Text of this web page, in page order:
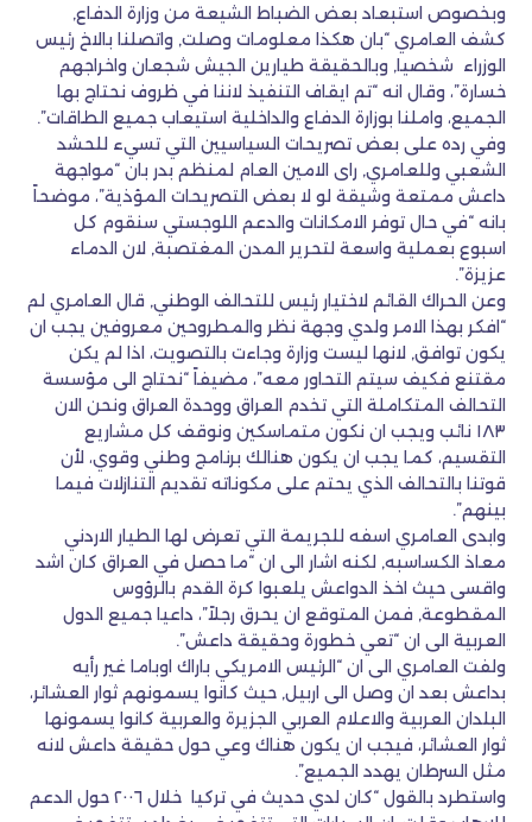
وبخصوص استبعاد بعض الضباط الشيعة من وزارة الدفاع,
كشف العامري “بان هكذا معلومات وصلت, واتصلنا بالاخ رئيس
الوزراء شخصيا, وبالحقيقة طيارين الجيش شجعان واخراجهم
خسارة”، وقال انه “تم ايقاف التنفيذ لاننا في ظروف نحتاج بها
الجميع، واملنا بوزارة الدفاع والداخلية استيعاب جميع الطاقات”.
وفي رده على بعض تصريحات السياسيين التي تسيء للحشد
الشعبي وللعامري, راى الامين العام لمنظم بدر بان “مواجهة
داعش ممتعة وشيقة لو لا بعض التصريحات المؤذية”، موضحاً
بانه “في حال توفر الامكانات والدعم اللوجستي سنقوم كل
اسبوع بعملية واسعة لتحرير المدن المغتصبة, لان الدماء
عزيزة”.
وعن الحراك القائم لاختيار رئيس للتحالف الوطني, قال العامري لم
“افكر بهذا الامر ولدي وجهة نظر والمطروحين معروفين يجب ان
يكون توافق, لانها ليست وزارة وجاءت بالتصويت، اذا لم يكن
مقتنع فكيف سيتم التحاور معه”، مضيفاً “نحتاج الى مؤسسة
التحالف المتكاملة التي تخدم العراق ووحدة العراق ونحن الان
١٨٣ نائب ويجب ان نكون متماسكين ونوقف كل مشاريع
التقسيم، كما يجب ان يكون هنالك برنامج وطني وقوي، لأن
قوتنا بالتحالف الذي يحتم على مكوناته تقديم التنازلات فيما
بينهم”.
وابدى العامري اسفه للجريمة التي تعرض لها الطيار الاردني
معاذ الكساسبه, لكنه اشار الى ان “ما حصل في العراق كان اشد
واقسى حيث اخذ الدواعش يلعبوا كرة القدم بالرؤوس
المقطوعة, فمن المتوقع ان يحرق رجلاً”، داعيا جميع الدول
العربية الى ان “تعي خطورة وحقيقة داعش”.
ولفت العامري الى ان “الرئيس الامريكي باراك اوباما غير رأيه
بداعش بعد ان وصل الى اربيل, حيث كانوا يسمونهم ثوار العشائر،
البلدان العربية والاعلام العربي الجزيرة والعربية كانوا يسمونها
ثوار العشائر، فيجب ان يكون هناك وعي حول حقيقة داعش لانه
مثل السرطان يهدد الجميع”.
واستطرد بالقول “كان لدي حديث في تركيا خلال ٢٠٠٦ حول الدعم